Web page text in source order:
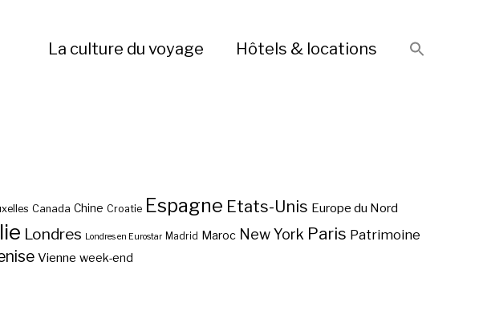
La culture du voyage Hôtels & locations
Canada Chine Croatie Espagne Etats-Unis Europe du Nord
Londres Londres en Eurostar Madrid Maroc New York Paris Patrimoine
Vienne week-end